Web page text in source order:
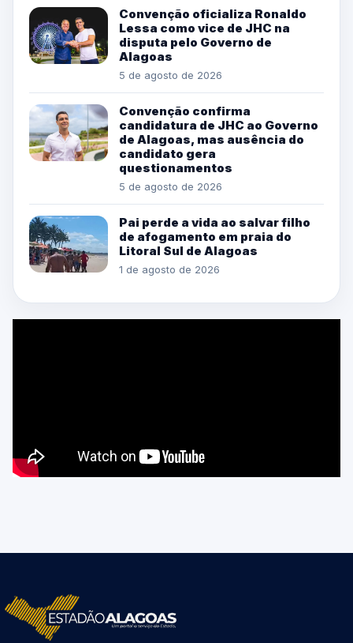
Convenção oficializa Ronaldo
Lessa como vice de JHC na
disputa pelo Governo de
Alagoas
5 de agosto de 2026
Convenção confirma
candidatura de JHC ao Governo
de Alagoas, mas ausência do
candidato gera
questionamentos
5 de agosto de 2026
Pai perde a vida ao salvar filho
de afogamento em praia do
Litoral Sul de Alagoas
1 de agosto de 2026